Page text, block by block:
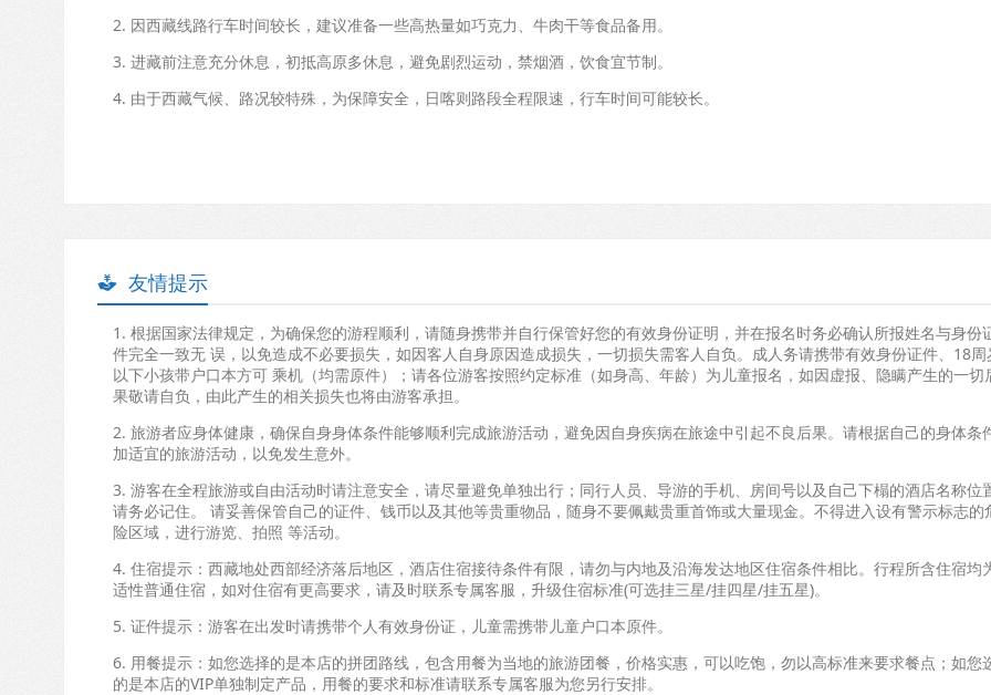
2. 因西藏线路行车时间较长，建议准备一些高热量如巧克力、牛肉干等食品备用。
3. 进藏前注意充分休息，初抵高原多休息，避免剧烈运动，禁烟酒，饮食宜节制。
4. 由于西藏气候、路况较特殊，为保障安全，日喀则路段全程限速，行车时间可能较长。
 友情提示
1. 根据国家法律规定，为确保您的游程顺利，请随身携带并自行保管好您的有效身份证明，并在报名时务必确认所报姓名与身份
件完全一致无 误，以免造成不必要损失，如因客人自身原因造成损失，一切损失需客人自负。成人务请携带有效身份证件、18周
以下小孩带户口本方可 乘机（均需原件）；请各位游客按照约定标准（如身高、年龄）为儿童报名，如因虚报、隐瞒产生的一切
果敬请自负，由此产生的相关损失也将由游客承担。
2. 旅游者应身体健康，确保自身身体条件能够顺利完成旅游活动，避免因自身疾病在旅途中引起不良后果。请根据自己的身体条
加适宜的旅游活动，以免发生意外。
3. 游客在全程旅游或自由活动时请注意安全，请尽量避免单独出行；同行人员、导游的手机、房间号以及自己下榻的酒店名称位
请务必记住。 请妥善保管自己的证件、钱币以及其他等贵重物品，随身不要佩戴贵重首饰或大量现金。不得进入设有警示标志的
险区域，进行游览、拍照 等活动。
4. 住宿提示：西藏地处西部经济落后地区，酒店住宿接待条件有限，请勿与内地及沿海发达地区住宿条件相比。行程所含住宿均
适性普通住宿，如对住宿有更高要求，请及时联系专属客服，升级住宿标准(可选挂三星/挂四星/挂五星)。
5. 证件提示：游客在出发时请携带个人有效身份证，儿童需携带儿童户口本原件。
6. 用餐提示：如您选择的是本店的拼团路线，包含用餐为当地的旅游团餐，价格实惠，可以吃饱，勿以高标准来要求餐点；如您
的是本店的VIP单独制定产品，用餐的要求和标准请联系专属客服为您另行安排。